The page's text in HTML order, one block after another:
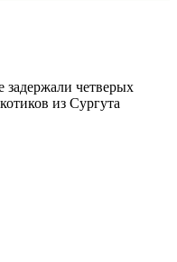
четверых
из Сургута